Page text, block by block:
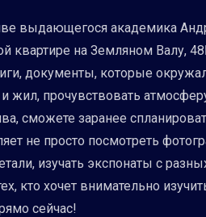
выдающегося академика
квартире на Земляном Валу,
документы, которые
жил, прочувствовать
сможете заранее
не просто посмотреть
изучать экспонаты с
кто хочет внимательно
сейчас!